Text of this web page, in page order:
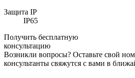
Защита IP
IP65
Получить бесплатную
консультацию
Возникли вопросы? Оставьте свой
консультанты свяжутся с вами в